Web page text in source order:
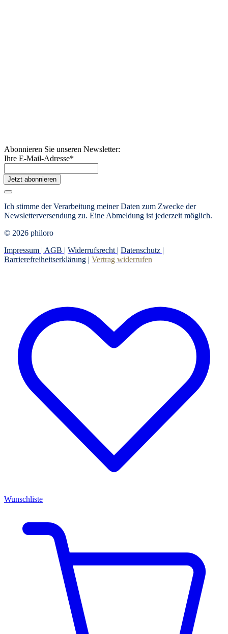
Abonnieren Sie unseren Newsletter:
Ihre E-Mail-Adresse*
Jetzt abonnieren
Ich stimme der Verarbeitung meiner Daten zum Zwecke der
Newsletterversendung zu. Eine Abmeldung ist jederzeit möglich.
© 2026 philoro
Impressum | AGB | Widerrufsrecht | Datenschutz |
Barrierefreiheitserklärung | Vertrag widerrufen
Wunschliste